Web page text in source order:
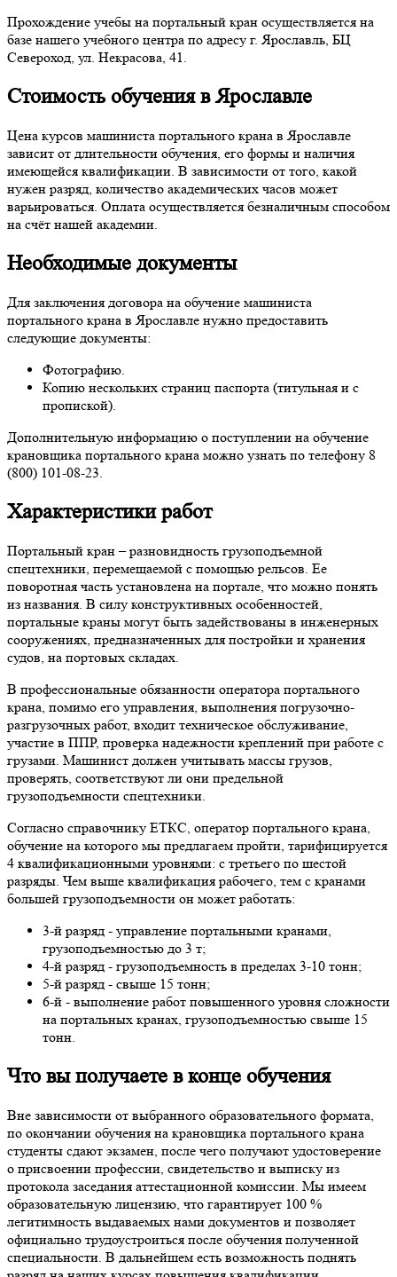
Прохождение учебы на портальный кран осуществляется на
базе нашего учебного центра по адресу г. Ярославль, БЦ
Североход, ул. Некрасова, 41.
Стоимость обучения в Ярославле
Цена курсов машиниста портального крана в Ярославле
зависит от длительности обучения, его формы и наличия
имеющейся квалификации. В зависимости от того, какой
нужен разряд, количество академических часов может
варьироваться. Оплата осуществляется безналичным способом
на счёт нашей академии.
Необходимые документы
Для заключения договора на обучение машиниста
портального крана в Ярославле нужно предоставить
следующие документы:
Фотографию.
Копию нескольких страниц паспорта (титульная и с
пропиской).
Дополнительную информацию о поступлении на обучение
крановщика портального крана можно узнать по телефону 8
(800) 101-08-23.
Характеристики работ
Портальный кран – разновидность грузоподъемной
спецтехники, перемещаемой с помощью рельсов. Ее
поворотная часть установлена на портале, что можно понять
из названия. В силу конструктивных особенностей,
портальные краны могут быть задействованы в инженерных
сооружениях, предназначенных для постройки и хранения
судов, на портовых складах.
В профессиональные обязанности оператора портального
крана, помимо его управления, выполнения погрузочно-
разгрузочных работ, входит техническое обслуживание,
участие в ППР, проверка надежности креплений при работе с
грузами. Машинист должен учитывать массы грузов,
проверять, соответствуют ли они предельной
грузоподъемности спецтехники.
Согласно справочнику ЕТКС, оператор портального крана,
обучение на которого мы предлагаем пройти, тарифицируется
4 квалификационными уровнями: с третьего по шестой
разряды. Чем выше квалификация рабочего, тем с кранами
большей грузоподъемности он может работать:
3-й разряд - управление портальными кранами,
грузоподъемностью до 3 т;
4-й разряд - грузоподъемность в пределах 3-10 тонн;
5-й разряд - свыше 15 тонн;
6-й - выполнение работ повышенного уровня сложности
на портальных кранах, грузоподъемностью свыше 15
тонн.
Что вы получаете в конце обучения
Вне зависимости от выбранного образовательного формата,
по окончании обучения на крановщика портального крана
студенты сдают экзамен, после чего получают удостоверение
о присвоении профессии, свидетельство и выписку из
протокола заседания аттестационной комиссии. Мы имеем
образовательную лицензию, что гарантирует 100 %
легитимность выдаваемых нами документов и позволяет
официально трудоустроиться после обучения полученной
специальности. В дальнейшем есть возможность поднять